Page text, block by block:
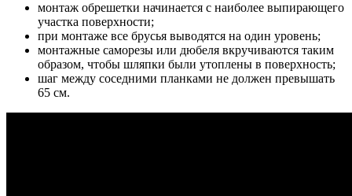
монтаж обрешетки начинается с наиболее выпирающего
участка поверхности;
при монтаже все брусья выводятся на один уровень;
монтажные саморезы или дюбеля вкручиваются таким
образом, чтобы шляпки были утоплены в поверхность;
шаг между соседними планками не должен превышать
65 см.